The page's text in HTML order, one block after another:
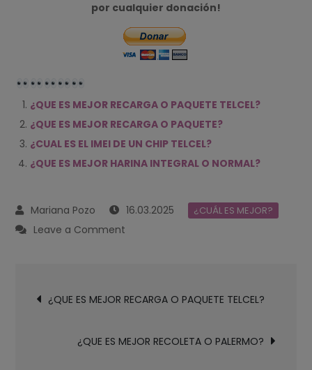
por cualquier donación!
¿QUE ES MEJOR RECARGA O PAQUETE TELCEL?
¿QUE ES MEJOR RECARGA O PAQUETE?
¿CUAL ES EL IMEI DE UN CHIP TELCEL?
¿QUE ES MEJOR HARINA INTEGRAL O NORMAL?
16.03.2025 ¿CUÁL ES MEJOR?
Leave a Comment
RECARGA
O
de¿QUE ES MEJOR RECARGA O PAQUETE TELCEL?
¿QUE ES MEJOR RECOLETA O PALERMO?